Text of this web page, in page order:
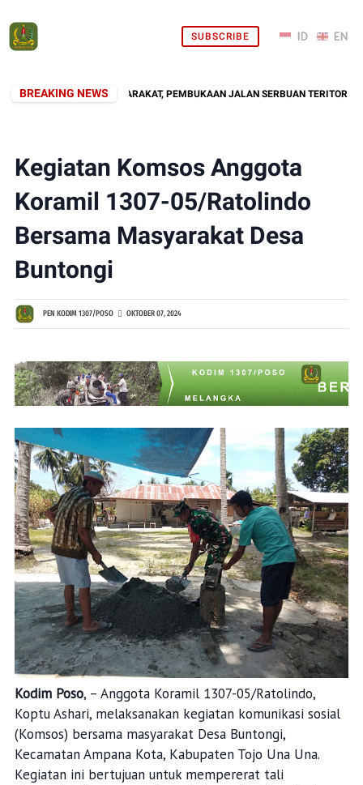
SUBSCRIBE
BREAKING NEWS
DI TENGAH MASYARAKAT, PEMBUKAAN JALAN SERBUAN TERITORIAL
Kegiatan Komsos Anggota
Koramil 1307-05/Ratolindo
Bersama Masyarakat Desa
Buntongi
PEN KODIM 1307/POSO OKTOBER 07, 2024
Kodim Poso, – Anggota Koramil 1307-05/Ratolindo,
Koptu Ashari, melaksanakan kegiatan komunikasi sosial
(Komsos) bersama masyarakat Desa Buntongi,
Kecamatan Ampana Kota, Kabupaten Tojo Una Una.
Kegiatan ini bertujuan untuk mempererat tali